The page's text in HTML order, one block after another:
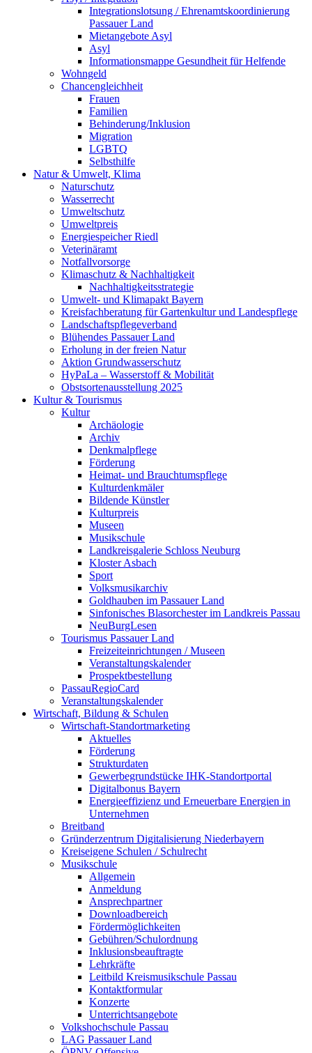
Integrationslotsung / Ehrenamtskoordinierung
Passauer Land
Mietangebote Asyl
Asyl
Informationsmappe Gesundheit für Helfende
Wohngeld
Chancengleichheit
Frauen
Familien
Behinderung/Inklusion
Migration
LGBTQ
Selbsthilfe
Natur & Umwelt, Klima
Naturschutz
Wasserrecht
Umweltschutz
Umweltpreis
Energiespeicher Riedl
Veterinäramt
Notfallvorsorge
Klimaschutz & Nachhaltigkeit
Nachhaltigkeitsstrategie
Umwelt- und Klimapakt Bayern
Kreisfachberatung für Gartenkultur und Landespflege
Landschaftspflegeverband
Blühendes Passauer Land
Erholung in der freien Natur
Aktion Grundwasserschutz
HyPaLa – Wasserstoff & Mobilität
Obstsortenausstellung 2025
Kultur & Tourismus
Kultur
Archäologie
Archiv
Denkmalpflege
Förderung
Heimat- und Brauchtumspflege
Kulturdenkmäler
Bildende Künstler
Kulturpreis
Museen
Musikschule
Landkreisgalerie Schloss Neuburg
Kloster Asbach
Sport
Volksmusikarchiv
Goldhauben im Passauer Land
Sinfonisches Blasorchester im Landkreis Passau
NeuBurgLesen
Tourismus Passauer Land
Freizeiteinrichtungen / Museen
Veranstaltungskalender
Prospektbestellung
PassauRegioCard
Veranstaltungskalender
Wirtschaft, Bildung & Schulen
Wirtschaft-Standortmarketing
Aktuelles
Förderung
Strukturdaten
Gewerbegrundstücke IHK-Standortportal
Digitalbonus Bayern
Energieeffizienz und Erneuerbare Energien in
Unternehmen
Breitband
Gründerzentrum Digitalisierung Niederbayern
Kreiseigene Schulen / Schulrecht
Musikschule
Allgemein
Anmeldung
Ansprechpartner
Downloadbereich
Fördermöglichkeiten
Gebühren/Schulordnung
Inklusionsbeauftragte
Lehrkräfte
Leitbild Kreismusikschule Passau
Kontaktformular
Konzerte
Unterrichtsangebote
Volkshochschule Passau
LAG Passauer Land